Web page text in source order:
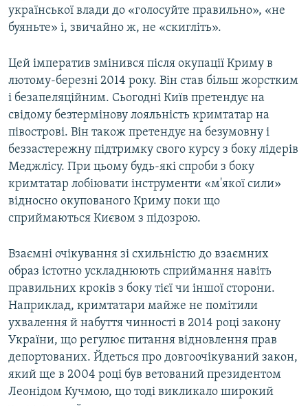
української влади до «голосуйте правильно», «не
буяньте» і, звичайно ж, не «скигліть».
Цей імператив змінився після окупації Криму в
лютому-березні 2014 року. Він став більш жорстким
і безапеляційним. Сьогодні Київ претендує на
свідому безтермінову лояльність кримтатар на
півострові. Він також претендує на безумовну і
беззастережну підтримку свого курсу з боку лідерів
Меджлісу. При цьому будь-які спроби з боку
кримтатар лобіювати інструменти «м'якої сили»
відносно окупованого Криму поки що
сприймаються Києвом з підозрою.
Взаємні очікування зі схильністю до взаємних
образ істотно ускладнюють сприймання навіть
правильних кроків з боку тієї чи іншої сторони.
Наприклад, кримтатари майже не помітили
ухвалення й набуття чинності в 2014 році закону
України, що регулює питання відновлення прав
депортованих. Йдеться про довгоочікуваний закон,
який ще в 2004 році був ветований президентом
Леонідом Кучмою, що тоді викликало широкий